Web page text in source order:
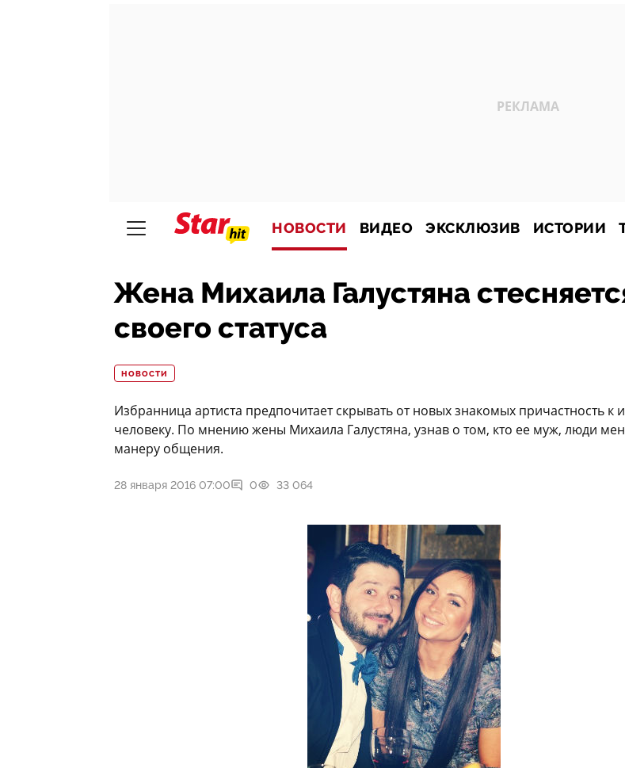
НОВОСТИ ВИДЕО ЭКСКЛЮЗИВ ИСТОРИИ
Жена Михаила Галустяна
своего статуса
НОВОСТИ
Избранница артиста предпочитает скрывать от новых знакомых причастность к
человеку. По мнению жены Михаила Галустяна, узнав о том, кто ее муж, люди
манеру общения.
28 января 2016 07:00 0 33 064